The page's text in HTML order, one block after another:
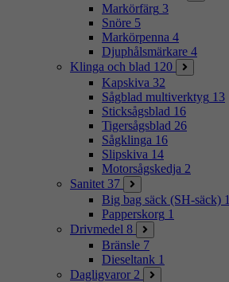
Markörfärg 3
Snöre 5
Markörpenna 4
Djuphålsmärkare 4
Klinga och blad 120
Kapskiva 32
Sågblad multiverktyg 13
Sticksågsblad 16
Tigersågsblad 26
Sågklinga 16
Slipskiva 14
Motorsågskedja 2
Sanitet 37
Big bag säck (SH-säck) 1
Papperskorg 1
Drivmedel 8
Bränsle 7
Dieseltank 1
Dagligvaror 2